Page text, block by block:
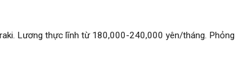
Lương thực lĩnh từ 180,000-240,000 yên/tháng. Phỏng